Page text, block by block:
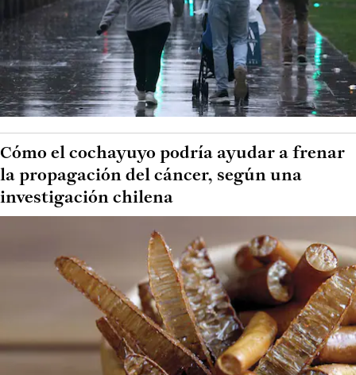
Cómo el cochayuyo podría ayudar a frenar
la propagación del cáncer, según una
investigación chilena